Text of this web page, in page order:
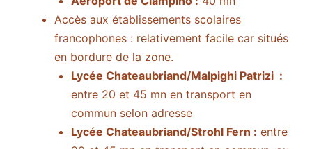
Accès aux établissements scolaires
francophones : relativement facile car situés
en bordure de la zone.
Lycée Chateaubriand/Malpighi Patrizi :
entre 20 et 45 mn en transport en
commun selon adresse
Lycée Chateaubriand/Strohl Fern : entre